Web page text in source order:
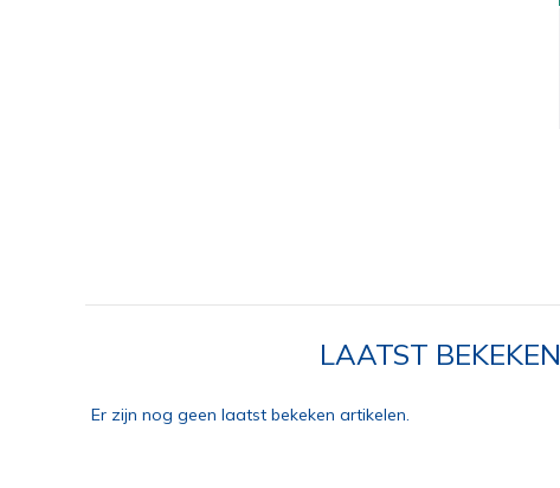
LAATST BEKEKEN
Er zijn nog geen laatst bekeken artikelen.